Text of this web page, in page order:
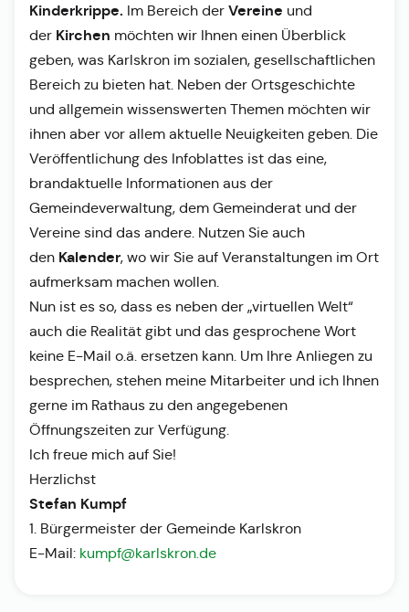
Kinderkrippe. Im Bereich der Vereine und
der Kirchen möchten wir Ihnen einen Überblick
geben, was Karlskron im sozialen, gesellschaftlichen
Bereich zu bieten hat. Neben der Ortsgeschichte
und allgemein wissenswerten Themen möchten wir
ihnen aber vor allem aktuelle Neuigkeiten geben. Die
Veröffentlichung des Infoblattes ist das eine,
brandaktuelle Informationen aus der
Gemeindeverwaltung, dem Gemeinderat und der
Vereine sind das andere. Nutzen Sie auch
den Kalender, wo wir Sie auf Veranstaltungen im Ort
aufmerksam machen wollen.
Nun ist es so, dass es neben der „virtuellen Welt“
auch die Realität gibt und das gesprochene Wort
keine E-Mail o.ä. ersetzen kann. Um Ihre Anliegen zu
besprechen, stehen meine Mitarbeiter und ich Ihnen
gerne im Rathaus zu den angegebenen
Öffnungszeiten zur Verfügung.
Ich freue mich auf Sie!
Herzlichst
Stefan Kumpf
1. Bürgermeister der Gemeinde Karlskron
E-Mail: kumpf@karlskron.de